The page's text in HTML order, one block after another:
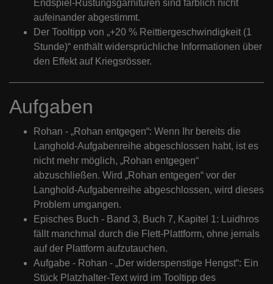
Endspiel-Rüstungsgarnituren sind farblich nicht
aufeinander abgestimmt.
Der Tooltipp von „+20 % Reittiergeschwindigkeit (1
Stunde)“ enthält widersprüchliche Informationen über
den Effekt auf Kriegsrösser.
Aufgaben
Rohan - „Rohan entgegen“: Wenn Ihr bereits die
Langhold-Aufgabenreihe abgeschlossen habt, ist es
nicht mehr möglich, „Rohan entgegen“
abzuschließen. Wird „Rohan entgegen“ vor der
Langhold-Aufgabenreihe abgeschlossen, wird dieses
Problem umgangen.
Episches Buch - Band 3, Buch 7, Kapitel 1: Luidhros
fällt manchmal durch die Flett-Plattform, ohne jemals
auf der Plattform aufzutauchen.
Aufgabe - Rohan - „Der widerspenstige Hengst“: Ein
Stück Platzhalter-Text wird im Tooltipp des